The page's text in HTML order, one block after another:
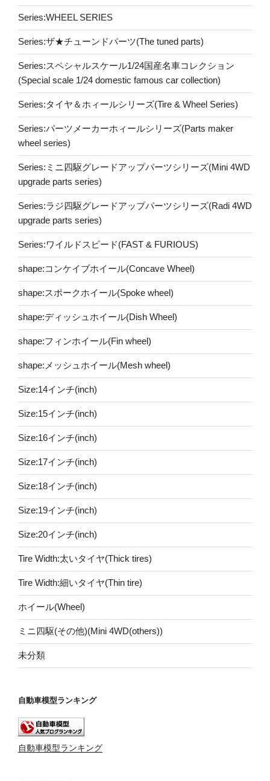
Series:WHEEL SERIES
Series:ザ★チューンドパーツ(The tuned parts)
Series:スペシャルスケール1/24国産名車コレクション
(Special scale 1/24 domestic famous car collection)
Series:タイヤ＆ホィールシリーズ(Tire & Wheel Series)
Series:パーツメーカーホィールシリーズ(Parts maker
wheel series)
Series:ミニ四駆グレードアップパーツシリーズ(Mini 4WD
upgrade parts series)
Series:ラジ四駆グレードアップパーツシリーズ(Radi 4WD
upgrade parts series)
Series:ワイルドスピード(FAST & FURIOUS)
shape:コンケイブホイール(Concave Wheel)
shape:スポークホイール(Spoke wheel)
shape:ディッシュホイール(Dish Wheel)
shape:フィンホイール(Fin wheel)
shape:メッシュホイール(Mesh wheel)
Size:14インチ(inch)
Size:15インチ(inch)
Size:16インチ(inch)
Size:17インチ(inch)
Size:18インチ(inch)
Size:19インチ(inch)
Size:20インチ(inch)
Tire Width:太いタイヤ(Thick tires)
Tire Width:細いタイヤ(Thin tire)
ホイール(Wheel)
ミニ四駆(その他)(Mini 4WD(others))
未分類
自動車模型ランキング
自動車模型ランキング